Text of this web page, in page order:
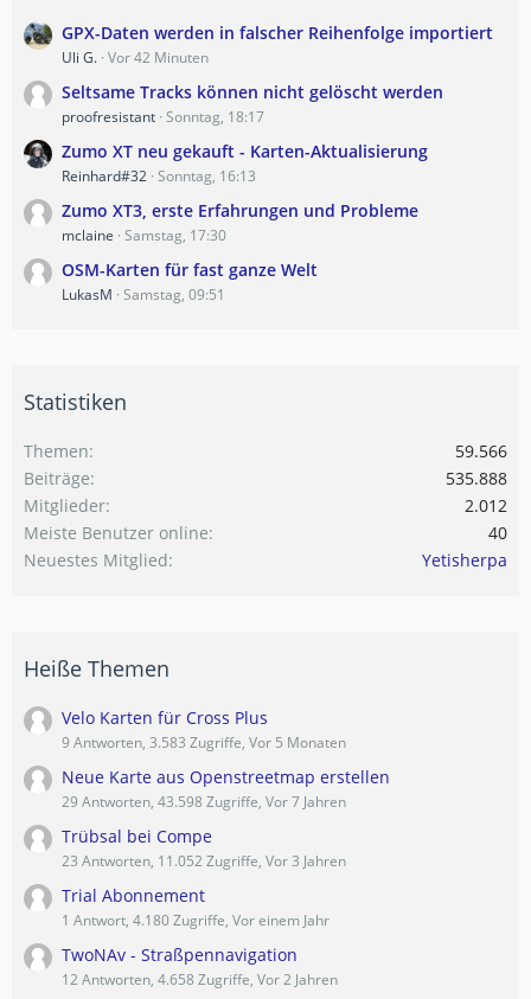
GPX-Daten werden in falscher Reihenfolge importiert
Uli G. Vor 42 Minuten
Seltsame Tracks können nicht gelöscht werden
proofresistant Sonntag, 18:17
Zumo XT neu gekauft - Karten-Aktualisierung
Reinhard#32 Sonntag, 16:13
Zumo XT3, erste Erfahrungen und Probleme
mclaine Samstag, 17:30
OSM-Karten für fast ganze Welt
LukasM Samstag, 09:51
Statistiken
Themen
59.566
Beiträge
535.888
Mitglieder
2.012
Meiste Benutzer online
40
Neuestes Mitglied
Yetisherpa
Heiße Themen
Velo Karten für Cross Plus
9 Antworten, 3.583 Zugriffe, Vor 5 Monaten
Neue Karte aus Openstreetmap erstellen
29 Antworten, 43.598 Zugriffe, Vor 7 Jahren
Trübsal bei Compe
23 Antworten, 11.052 Zugriffe, Vor 3 Jahren
Trial Abonnement
1 Antwort, 4.180 Zugriffe, Vor einem Jahr
TwoNAv - Straßpennavigation
12 Antworten, 4.658 Zugriffe, Vor 2 Jahren